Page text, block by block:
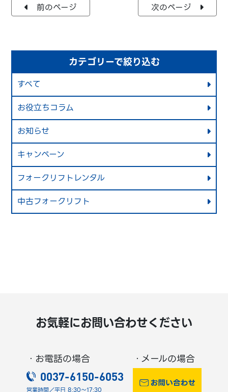
前のページ 次のページ
カテゴリーで絞り込む
すべて
お役立ちコラム
お知らせ
キャンペーン
フォークリフトレンタル
中古フォークリフト
お気軽にお問い合わせください
・お電話の場合
0037-6150-6053
営業時間／平日 8:30～17:30
・メールの場合